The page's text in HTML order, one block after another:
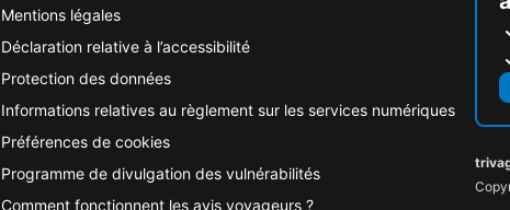
Mentions légales
Déclaration relative à l’accessibilité
Protection des données
Informations relatives au règlement sur les services numériques
Préférences de cookies
Programme de divulgation des vulnérabilités
Comment fonctionnent les avis voyageurs ?